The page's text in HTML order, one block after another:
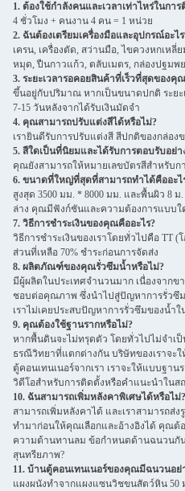
1. ต้องใช้กำลังคนและเวลาเท่าไหร่ในกา
4 ชั่วโมง + คนงาน 4 คน = 1 หน่วย
2. ฉันต้องเตรียมเครื่องมือและอุปกรณ์อะ
เครน, เครื่องตัด, สว่านมือ, ไขควงหกเหลี่
หมุด, ปืนกาวแก้ว, ตลับเมตร, กล่องปฐมพ
3. ระยะเวลารอคอยสินค้าที่เร็วที่สุดของคุ
ขึ้นอยู่กับปริมาณ หากเป็นขนาดปกติ ระยะ
7-15 วันหลังจากได้รับเงินมัดจำ
4. คุณสามารถปรับแต่งสีได้หรือไม่?
เรายินดีรับการปรับแต่งสี สีปกติของกล่อง
5. สีใดเป็นที่นิยมและได้รับการตอบรับอย่
คุณยังสามารถให้หมายเลขบัตรสีสำหรับก
6. ขนาดที่ใหญ่ที่สุดที่สามารถทำได้คืออะไ
สูงสุด 3500 มม. * 8000 มม. และพื้นผิว 8
ล่าง คุณมีฟังก์ชันและความต้องการแบบใ
7. วิธีการชำระเงินของคุณคืออะไร?
วิธีการชำระเงินของเราโดยทั่วไปคือ TT
ส่วนที่เหลือ 70% ชำระก่อนการจัดส่ง
8. ผลิตภัณฑ์ของคุณรั่วซึมน้ำหรือไม่?
มีผู้ผลิตในประเทศจำนวนมาก เนื่องจาก
ชอบต่อคุณภาพ ซึ่งนำไปสู่ปัญหาการรั่วซึ
เราไม่เคยประสบปัญหาการรั่วซึมของน้ำ
9. คุณต้องใช้ฐานรากหรือไม่?
หากพื้นดินจะไม่ทรุดตัว โดยทั่วไปไม่จำเ
ธรณีวิทยาที่แตกต่างกัน บริษัทของเราจะ
ตู้คอนเทนเนอร์จากเรา เราจะให้แบบฐ
วิดีโอสำหรับการติดตั้งหรือคำแนะนำในส
10. ฉันสามารถเพิ่มหลังคาพิเศษได้หรือไม่?
สามารถเพิ่มหลังคาได้ และเราสามารถส่
ทำมาก่อนให้คุณเลือกและอ้างอิงได้ คุณต้
ความต้านทานลม ข้อกำหนดด้านฉนวนกั
สุนทรียภาพ?
11. บ้านตู้คอนเทนเนอร์ของคุณมีฉนวนอย่
แผงผนังทำจากแผงแซนวิชขนสัตว์หิน 50